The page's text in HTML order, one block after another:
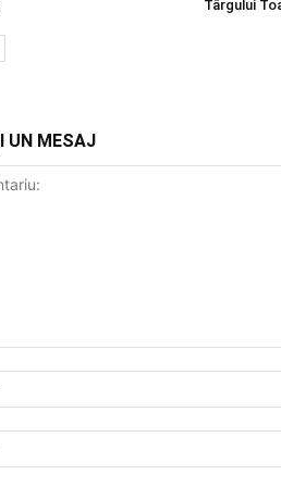
Târgului
UN MESAJ